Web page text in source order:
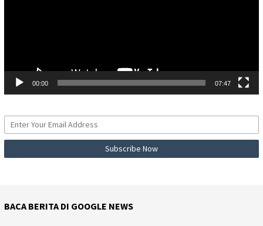
00:00 07:47
BACA BERITA DI GOOGLE NEWS